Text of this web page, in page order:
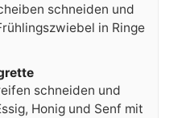
schneiden und
in Ringe
schneiden und
Honig und Senf mit